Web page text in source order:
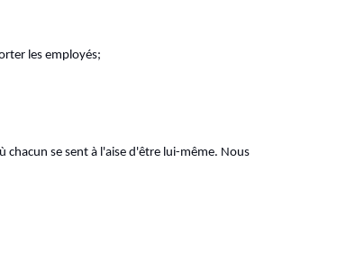
les employés;
chacun se sent à l'aise d'être lui-même. Nous